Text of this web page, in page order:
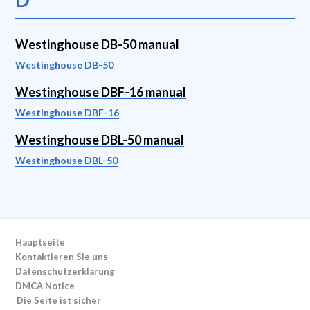
Westinghouse DB-50 manual
Westinghouse DB-50
Westinghouse DBF-16 manual
Westinghouse DBF-16
Westinghouse DBL-50 manual
Westinghouse DBL-50
Hauptseite
Kontaktieren Sie uns
Datenschutzerklärung
DMCA Notice
Die Seite ist sicher